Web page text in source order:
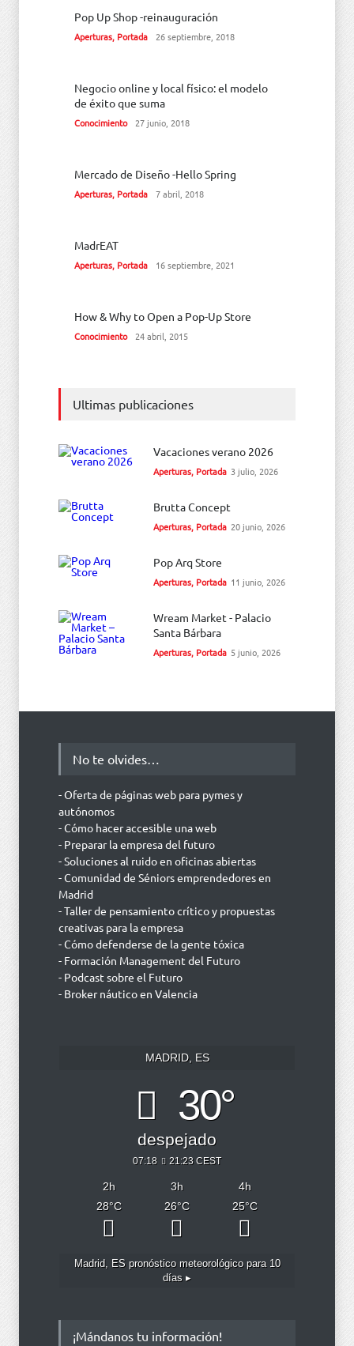
Pop Up Shop -reinauguración
Aperturas, Portada 26 septiembre, 2018
Negocio online y local físico: el modelo
de éxito que suma
Conocimiento 27 junio, 2018
Mercado de Diseño -Hello Spring
Aperturas, Portada 7 abril, 2018
MadrEAT
Aperturas, Portada 16 septiembre, 2021
How & Why to Open a Pop-Up Store
Conocimiento 24 abril, 2015
Ultimas publicaciones
Vacaciones verano 2026
Aperturas, Portada 3 julio, 2026
Brutta Concept
Aperturas, Portada 20 junio, 2026
Pop Arq Store
Aperturas, Portada 11 junio, 2026
Wream Market - Palacio
Santa Bárbara
Aperturas, Portada 5 junio, 2026
No te olvides…
- Oferta de páginas web para pymes y
autónomos
- Cómo hacer accesible una web
- Preparar la empresa del futuro
- Soluciones al ruido en oficinas abiertas
- Comunidad de Séniors emprendedores en
Madrid
- Taller de pensamiento crítico y propuestas
creativas para la empresa
- Cómo defenderse de la gente tóxica
- Formación Management del Futuro
- Podcast sobre el Futuro
- Broker náutico en Valencia
MADRID, ES
30°
despejado
07:18 21:23 CEST
2h 3h 4h
28°C 26°C 25°C
Madrid, ESpronóstico meteorológico para 10
días ▸
¡Mándanos tu información!